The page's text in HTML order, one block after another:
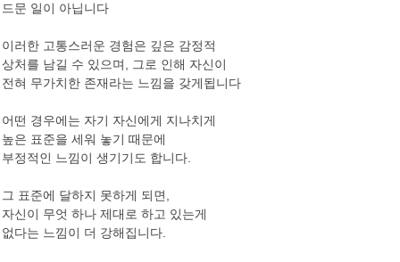
드문 일이 아닙니다
이러한 고통스러운 경험은 깊은 감정적
상처를 남길 수 있으며, 그로 인해 자신이
전혀 무가치한 존재라는 느낌을 갖게됩니다
어떤 경우에는 자기 자신에게 지나치게
높은 표준을 세워 놓기 때문에
부정적인 느낌이 생기기도 합니다.
그 표준에 달하지 못하게 되면,
자신이 무엇 하나 제대로 하고 있는게
없다는 느낌이 더 강해집니다.